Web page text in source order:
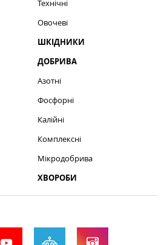
Технічні
Овочеві
ШКІДНИКИ
ДОБРИВА
Азотні
Фосфорні
Калійні
Комплексні
Мікродобрива
ХВОРОБИ